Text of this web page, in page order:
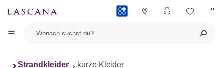
Strandkleider kurze Kleider